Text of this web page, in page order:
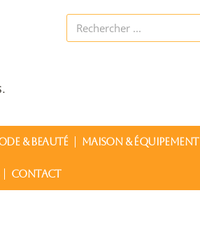
Rechercher
& BEAUTÉ MAISON & ÉQUIPEMENT
CONTACT